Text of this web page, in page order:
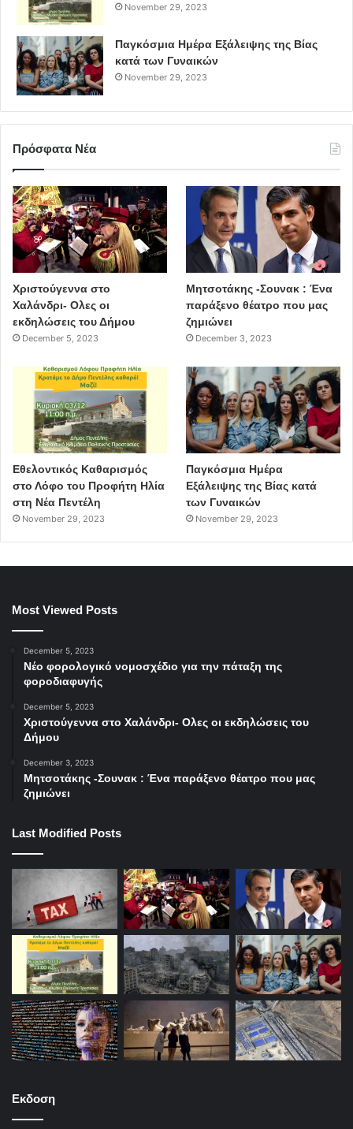
November 29, 2023
Παγκόσμια Ημέρα Εξάλειψης της Βίας
κατά των Γυναικών
November 29, 2023
Πρόσφατα Νέα
Χριστούγεννα στο
Χαλάνδρι- Ολες οι
εκδηλώσεις του Δήμου
December 5, 2023
Μητσοτάκης -Σουνακ : Ένα
παράξενο θέατρο που μας
ζημιώνει
December 3, 2023
Εθελοντικός Καθαρισμός
στο Λόφο του Προφήτη Ηλία
στη Νέα Πεντέλη
November 29, 2023
Παγκόσμια Ημέρα
Εξάλειψης της Βίας κατά
των Γυναικών
November 29, 2023
Most Viewed Posts
December 5, 2023
Νέο φορολογικό νομοσχέδιο για την πάταξη της
φοροδιαφυγής
December 5, 2023
Χριστούγεννα στο Χαλάνδρι- Ολες οι εκδηλώσεις του
Δήμου
December 3, 2023
Μητσοτάκης -Σουνακ : Ένα παράξενο θέατρο που μας
ζημιώνει
Last Modified Posts
Εκδοση